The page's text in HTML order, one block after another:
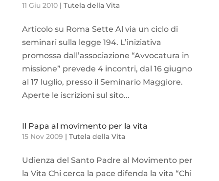
11 Giu 2010| Tutela della Vita
Articolo su Roma Sette Al via un ciclo di
seminari sulla legge 194. L’iniziativa
promossa dall’associazione “Avvocatura in
missione” prevede 4 incontri, dal 16 giugno
al 17 luglio, presso il Seminario Maggiore.
Aperte le iscrizioni sul sito...
Il Papa al movimento per la vita
15 Nov 2009 | Tutela della Vita
Udienza del Santo Padre al Movimento per
la Vita Chi cerca la pace difenda la vita “Chi